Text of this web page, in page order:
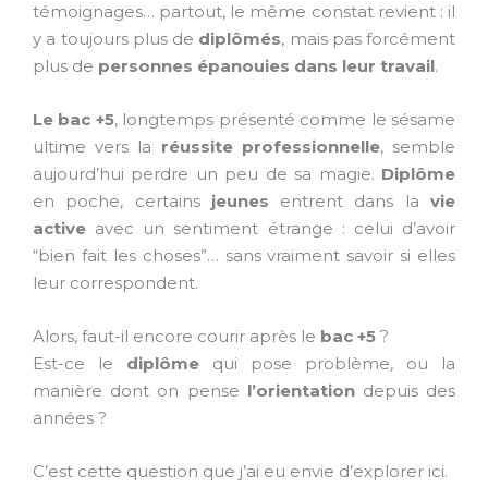
témoignages… partout, le même constat revient : il
y a toujours plus de diplômés, mais pas forcément
plus de personnes épanouies dans leur travail.
Le bac +5, longtemps présenté comme le sésame
ultime vers la réussite professionnelle, semble
aujourd’hui perdre un peu de sa magie. Diplôme
en poche, certains jeunes entrent dans lavie
active avec un sentiment étrange : celui d’avoir
“bien fait les choses”… sans vraiment savoir si elles
leur correspondent.
Alors, faut-il encore courir après le bac +5 ?
Est-ce le diplôme qui pose problème, ou la
manière dont on pense l’orientationdepuis des
années ?
C’est cette question que j’ai eu envie d’explorer ici.